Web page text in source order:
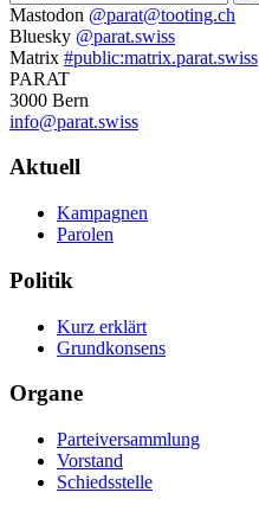
Weitere
Informationen
Mastodon @parat@tooting.ch
Bluesky @parat.swiss
Matrix #public:matrix.parat.swiss
PARAT
3000 Bern
info@parat.swiss
Navigation
Aktuell
Kampagnen
Parolen
Politik
Kurz erklärt
Grundkonsens
Organe
Parteiversammlung
Vorstand
Schiedsstelle